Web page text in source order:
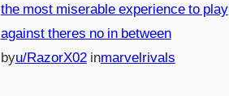
the most miserable experience to play
against theres no in between
byu/RazorX02inmarvelrivals